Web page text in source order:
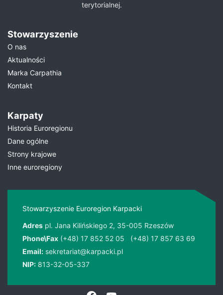
terytorialnej.
Stowarzyszenie
O nas
Aktualności
Marka Carpathia
Kontakt
Karpaty
Historia Euroregionu
Dane ogólne
Strony krajowe
Inne euroregiony
Stowarzyszenie Euroregion Karpacki
Adres pl. Jana Kilińskiego 2, 35-005 Rzeszów
Phone\Fax (+48) 17 852 52 05
(+48) 17 857 63 69
Email: sekretariat@karpacki.pl
NIP: 813-32-05-337